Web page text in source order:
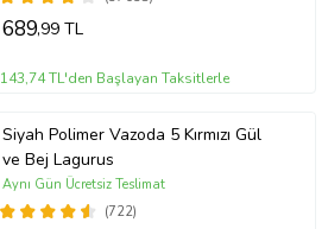
689,99 TL
143,74 TL'den Başlayan Taksitlerle
Siyah Polimer Vazoda 5 Kırmızı Gül
ve Bej Lagurus
(722)
Aynı Gün Ücretsiz Teslimat